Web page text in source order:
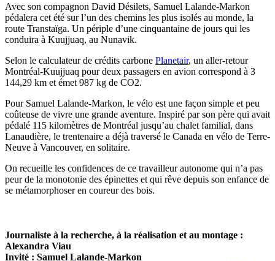
Avec son compagnon David Désilets, Samuel Lalande-Markon
pédalera cet été sur l’un des chemins les plus isolés au monde, la
route Transtaïga. Un périple d’une cinquantaine de jours qui les
conduira à Kuujjuaq, au Nunavik.
Selon le calculateur de crédits carbone Planetair, un aller-retour
Montréal-Kuujjuaq pour deux passagers en avion correspond à 3
144,29 km et émet 987 kg de CO2.
Pour Samuel Lalande-Markon, le vélo est une façon simple et peu
coûteuse de vivre une grande aventure. Inspiré par son père qui avait
pédalé 115 kilomètres de Montréal jusqu’au chalet familial, dans
Lanaudière, le trentenaire a déjà traversé le Canada en vélo de Terre-
Neuve à Vancouver, en solitaire.
On recueille les confidences de ce travailleur autonome qui n’a pas
peur de la monotonie des épinettes et qui rêve depuis son enfance de
se métamorphoser en coureur des bois.
Journaliste à la recherche, à la réalisation et au montage :
Alexandra Viau
Invité : Samuel Lalande-Markon